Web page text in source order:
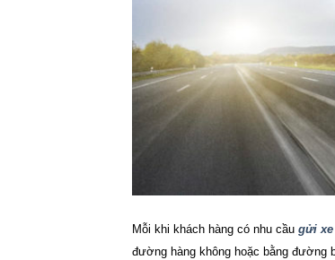
Mỗi khi khách hàng có nhu cầu gửi xe
đường hàng không hoặc bằng đường